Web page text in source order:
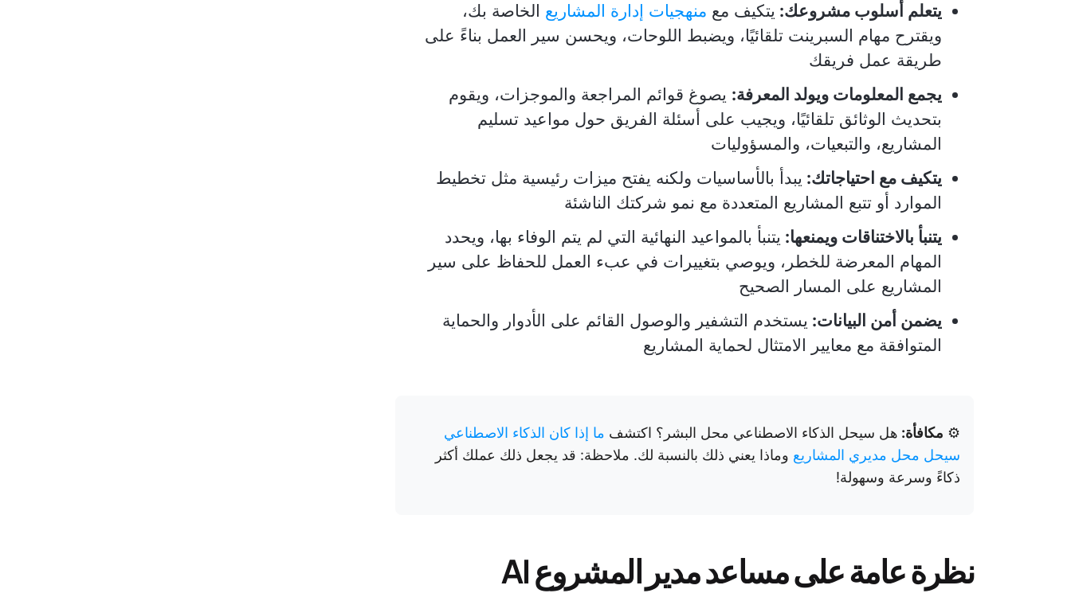
يتعلم أسلوب مشروعك: يتكيف مع منهجيات إدارة المشاريع الخاصة بك،
ويقترح مهام السبرينت تلقائيًا، ويضبط اللوحات، ويحسن سير العمل بناءً على
طريقة عمل فريقك
يجمع المعلومات ويولد المعرفة: يصوغ قوائم المراجعة والموجزات، ويقوم
بتحديث الوثائق تلقائيًا، ويجيب على أسئلة الفريق حول مواعيد تسليم
المشاريع، والتبعيات، والمسؤوليات
يتكيف مع احتياجاتك: يبدأ بالأساسيات ولكنه يفتح ميزات رئيسية مثل تخطيط
الموارد أو تتبع المشاريع المتعددة مع نمو شركتك الناشئة
يتنبأ بالاختناقات ويمنعها: يتنبأ بالمواعيد النهائية التي لم يتم الوفاء بها، ويحدد
المهام المعرضة للخطر، ويوصي بتغييرات في عبء العمل للحفاظ على سير
المشاريع على المسار الصحيح
يضمن أمن البيانات: يستخدم التشفير والوصول القائم على الأدوار والحماية
المتوافقة مع معايير الامتثال لحماية المشاريع
⚙️ مكافأة: هل سيحل الذكاء الاصطناعي محل البشر؟ اكتشف ما إذا كان الذكاء الاصطناعي
سيحل محل مديري المشاريع وماذا يعني ذلك بالنسبة لك. ملاحظة: قد يجعل ذلك عملك أكثر
ذكاءً وسرعة وسهولة!
نظرة عامة على مساعد مدير المشروع AI